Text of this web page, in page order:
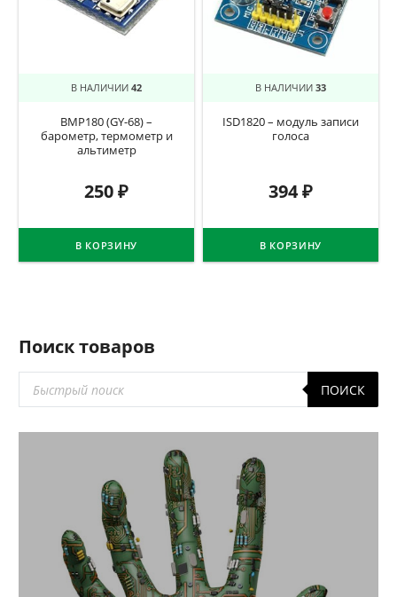
В НАЛИЧИИ 42
BMP180 (GY-68) –
барометр, термометр и
альтиметр
250₽
В КОРЗИНУ
В НАЛИЧИИ 33
ISD1820 – модуль записи
голоса
394₽
В КОРЗИНУ
Поиск товаров
товаров
ПОИСК